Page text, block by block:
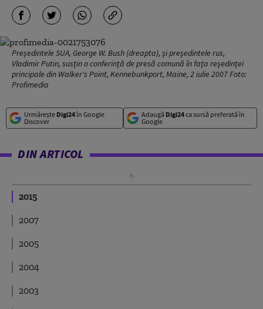
Președintele SUA, George W. Bush (dreapta), și președintele rus,
Vladimir Putin, susțin o conferință de presă comună în fața reședinței
principale din Walker's Point, Kennebunkport, Maine, 2 iulie 2007 Foto:
Profimedia
Urmărește Digi24în Google
Discover
Adaugă Digi24ca sursă preferată în
Google
DIN ARTICOL
2015
2007
2005
2004
2003